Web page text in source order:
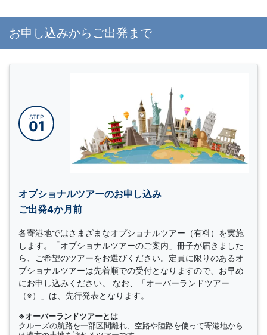
お申し込みからご出発まで
STEP
01
オプショナルツアーのお申し込み
ご出発4か月前
各寄港地ではさまざまなオプショナルツアー（有料）を実施
します。「オプショナルツアーのご案内」冊子が届きました
ら、ご希望のツアーをお選びください。定員に限りのあるオ
プショナルツアーは先着順での受付となりますので、お早め
にお申し込みください。 なお、「オーバーランドツアー
（※）」は、先行発表となります。
※オーバーランドツアーとは
クルーズの航路を一部区間離れ、空路や陸路を使って寄港地から